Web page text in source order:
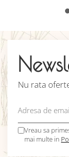
Nu rata
Vreau sa
mai multe in